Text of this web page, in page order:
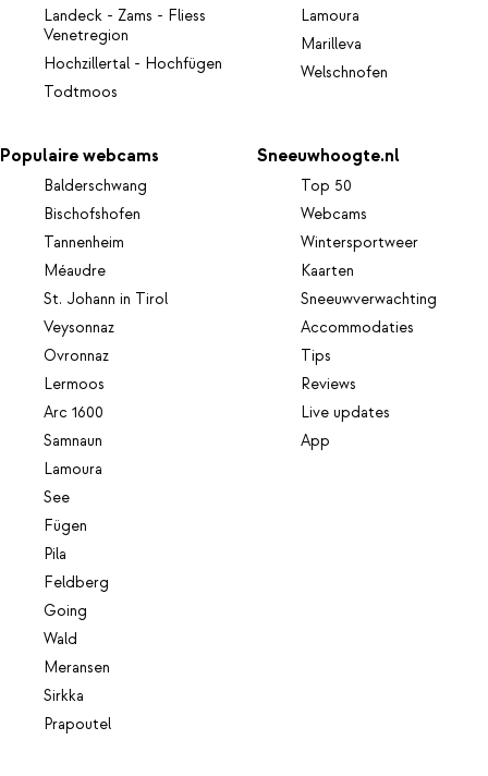
Landeck - Zams - Fliess
Venetregion
Hochzillertal - Hochfügen
Todtmoos
Lamoura
Marilleva
Welschnofen
Populaire webcams
Balderschwang
Bischofshofen
Tannenheim
Méaudre
St. Johann in Tirol
Veysonnaz
Ovronnaz
Lermoos
Arc 1600
Samnaun
Lamoura
See
Fügen
Pila
Feldberg
Going
Wald
Meransen
Sirkka
Prapoutel
Sneeuwhoogte.nl
Top 50
Webcams
Wintersportweer
Kaarten
Sneeuwverwachting
Accommodaties
Tips
Reviews
Live updates
App